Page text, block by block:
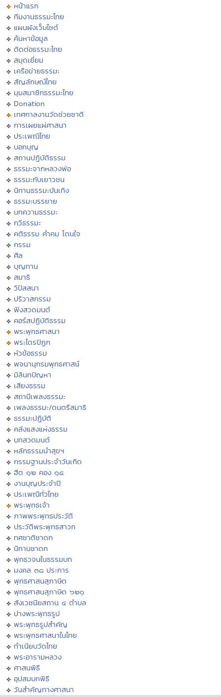
หน้าแรก
ทีมงานธรรมะไทย
แผนผังเว็บไซต์
ค้นหาข้อมูล
ติดต่อธรรมะไทย
สมุดเยี่ยม
เครือข่ายธรรมะ
สัญลักษณ์ไทย
มุมสมาชิกธรรมะไทย
Donation
เทศกาลงานวัดช่วยชาติ
การเผยแผ่ศาสนา
ประเพณีไทย
บอกบุญ
สถานปฏิบัติธรรม
ธรรมะจากหลวงพ่อ
ธรรมะกับเยาวชน
นิทานธรรมะบันเทิง
ธรรมะบรรยาย
บทความธรรมะ
กวีธรรมะ
คติธรรม คำคม โดนใจ
กรรม
ศีล
บุญทาน
สมาธิ
วิปัสสนา
ปริวาสกรรม
ฟังสวดมนต์
คอร์สปฏิบัติธรรม
พระพุทธศาสนา
พระไตรปิฏก
หัวข้อธรรม
พจนานุกรมพุทธศาสน์
มิลินทปัญหา
เสียงธรรม
สถานีเพลงธรรมะ
เพลงธรรมะ/ดนตรีสมาธิ
ธรรมะปฏิบัติ
คลังแสงแห่งธรรม
บทสวดมนต์
หลักธรรมนำสุขฯ
กรรมฐานประจำวันเกิด
ฮีต ๑๒ คอง ๑๔
งานบุญประจำปี
ประเพณีทั่วไทย
พระพุทธเจ้า
ภาพพระพุทธประวัติ
ประวัติพระพุทธสาวก
ทศชาติชาดก
นิทานชาดก
พุทธวจนในธรรมบท
มงคล ๓๘ ประการ
พุทธศาสนสุภาษิต
พุทธศาสนสุภาษิต ๖๒๑
สังเวชนียสถาน ๔ ตำบล
ปางพระพุทธรูป
พระพุทธรูปสำคัญ
พระพุทธศาสนาในไทย
ทำเนียบวัดไทย
พระอารามหลวง
ศาสนพิธี
อุปสมบทพิธี
วันสำคัญทางศาสนา